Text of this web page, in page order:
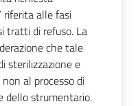
riferita alle fasi
tratti di refuso. La
che tale
sterilizzazione e
al processo di
dello strumentario.